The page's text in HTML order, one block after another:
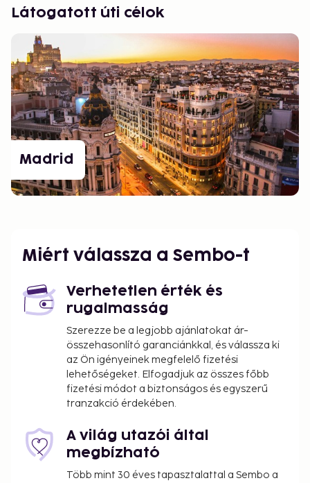
Látogatott úti célok
Madrid
Miért válassza a Sembo-t
Verhetetlen érték és
rugalmasság
Szerezze be a legjobb ajánlatokat ár-
összehasonlító garanciánkkal, és válassza ki
az Ön igényeinek megfelelő fizetési
lehetőségeket. Elfogadjuk az összes főbb
fizetési módot a biztonságos és egyszerű
tranzakció érdekében.
A világ utazói által
megbízható
Több mint 30 éves tapasztalattal a Sembo a